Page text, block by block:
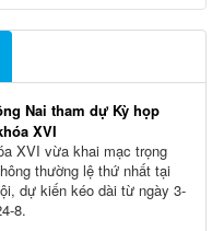
Nai tham dự Kỳ họp
XVI
XVI vừa khai mạc trọng
thường lệ thứ nhất tại
dự kiến kéo dài từ ngày 3-
8.